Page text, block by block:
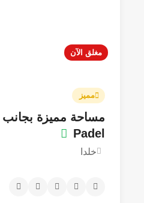
مغلق الآن
مميز
Padel
خلدا